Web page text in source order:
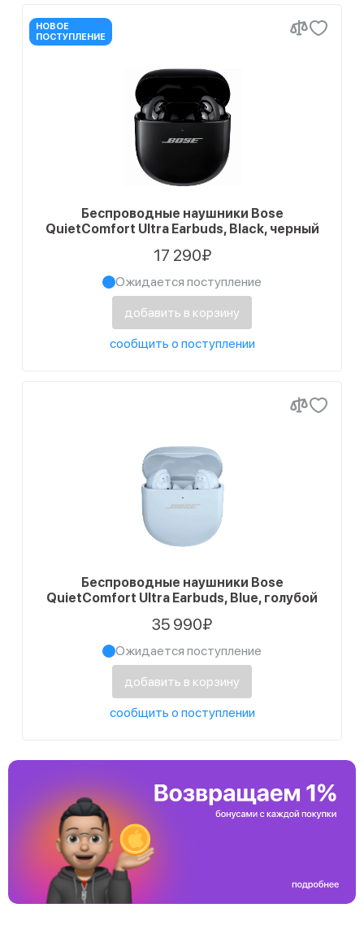
НОВОЕ
ПОСТУПЛЕНИЕ
Беспроводные наушники Bose
QuietComfort Ultra Earbuds, Black, черный
17 290₽
Ожидается поступление
добавить в корзину
сообщить о поступлении
Беспроводные наушники Bose
QuietComfort Ultra Earbuds, Blue, голубой
35 990₽
Ожидается поступление
добавить в корзину
сообщить о поступлении